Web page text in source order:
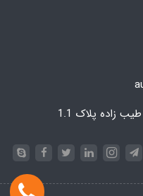
زاده پلاک 1.1